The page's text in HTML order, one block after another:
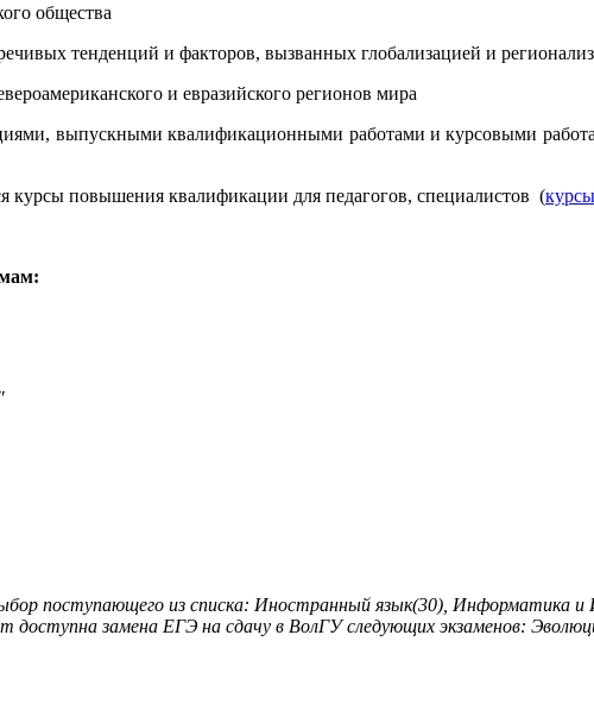
общества
тенденций и факторов, вызванных глобализацией и
и евразийского регионов мира
выпускными квалификационными работами и курсовыми
курсы повышения квалификации для педагогов, специалистов (
поступающего из списка: Иностранный язык(30),
доступна замена ЕГЭ на сдачу в ВолГУ следующих экзаменов: